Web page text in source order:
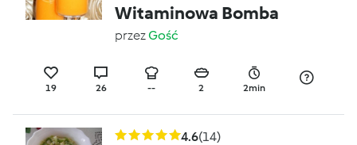
Witaminowa Bomba
przezGość
19 26 -- 2 2min
4.6(14)